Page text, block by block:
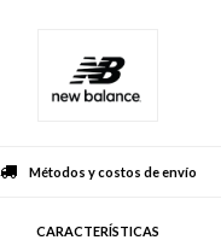
Métodos y costos de envío
CARACTERÍSTICAS